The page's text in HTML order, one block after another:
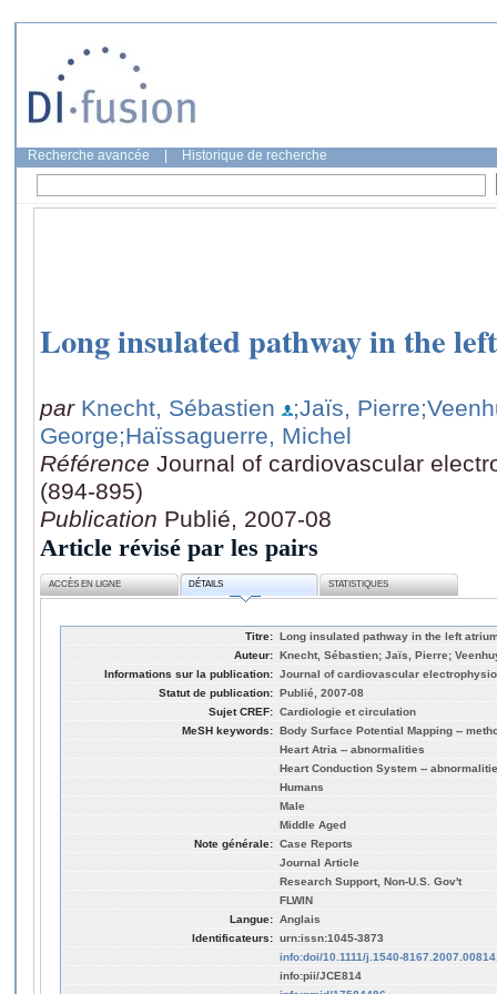
Recherche avancée Historique de recherche
Long insulated pathway in the
par Knecht, Sébastien ;Jaïs, Pierre
George;Haïssaguerre, Michel
Référence Journal of cardiovascular
(894-895)
Publication Publié, 2007-08
Article révisé par les pairs
ACCÈS EN LIGNE DÉTAILS STATISTIQUES
Titre: Long insulated pathway in the left
Auteur: Knecht, Sébastien; Jaïs, Pierre;
Informations sur la publication: Journal of cardiovascular
Statut de publication: Publié, 2007-08
Sujet CREF: Cardiologie et circulation
MeSH keywords: Body Surface Potential Mapping --
Heart Atria -- abnormalities
Heart Conduction System --
Humans
Male
Middle Aged
Note générale: Case Reports
Journal Article
Research Support, Non-U.S. Gov't
FLWIN
Langue: Anglais
Identificateurs: urn:issn:1045-3873
info:doi/10.1111/j.1540-
info:pii/JCE814